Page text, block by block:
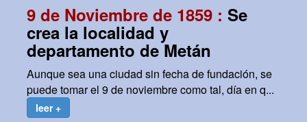
9 de Noviembre de 1859 : Se
crea la localidad y
departamento de Metán
Aunque sea una ciudad sin fecha de fundación, se
puede tomar el 9 de noviembre como tal, día en q...
leer +